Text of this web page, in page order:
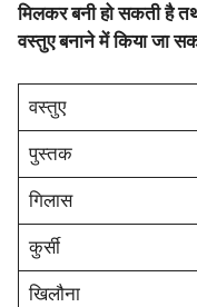
मिलकर बनी हो सकती है
वस्तुए बनाने में किया जा
वस्तुए
पुस्तक
गिलास
कुर्सी
खिलौना